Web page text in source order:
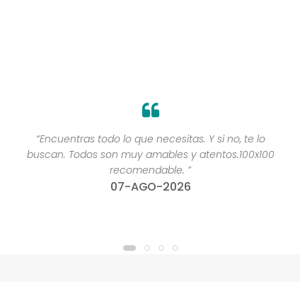
“Encuentras todo lo que necesitas. Y si no, te lo
buscan. Todos son muy amables y atentos.100x100
recomendable. ”
07-AGO-2026